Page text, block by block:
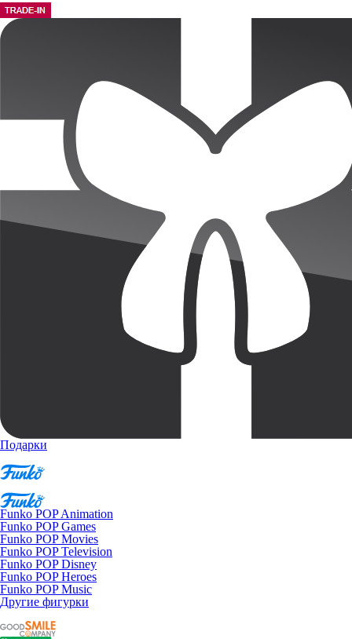
Подарки
Funko POP Animation
Funko POP Games
Funko POP Movies
Funko POP Television
Funko POP Disney
Funko POP Heroes
Funko POP Music
Другие фигурки